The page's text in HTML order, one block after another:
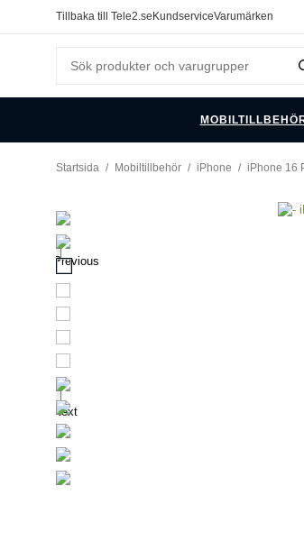
Tillbaka till Tele2.se KundserviceVarumärken
Startsida / Mobiltillbehör / iPhone / iPhone 16
Previous
Next